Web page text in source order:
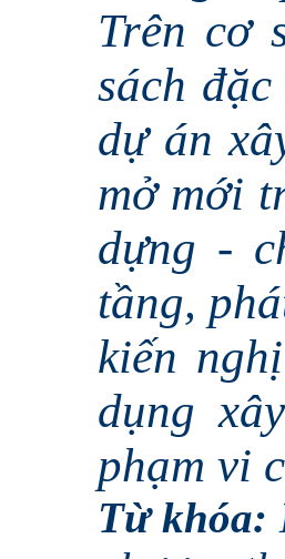
Trên cơ
sách
dự án
mở mới
dựng -
tầng,
kiến
dụng
phạm vi
Từ khóa: